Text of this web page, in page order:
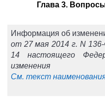
Глава 3.
Информация об
от 27 мая 2014 г. N
14 настоящего
изменения
См. текст